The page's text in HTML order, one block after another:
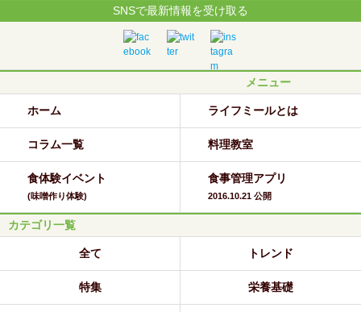
SNSで最新情報を受け取る
メニュー
ホーム ライフミールとは
コラム一覧 料理教室
食体験イベント
(味噌作り体験)
食事管理アプリ
2016.10.21 公開
カテゴリ一覧
全て トレンド
特集 栄養基礎